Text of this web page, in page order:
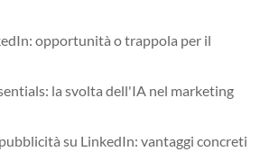
opportunità o trappola per il
la svolta dell'IA nel marketing
su LinkedIn: vantaggi concreti